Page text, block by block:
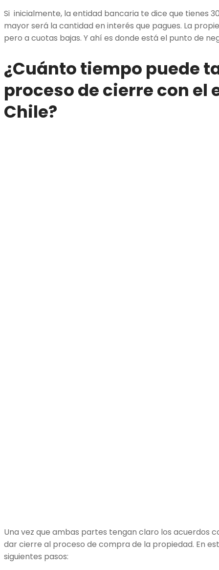
Si inicialmente, la entidad bancaria te dice que tienes
mayor será la cantidad en interés que pagues. La
pero a cuotas bajas. Y ahí es donde está el punto de
¿Cuánto tiempo puede
proceso de cierre con el
Chile?
Una vez que ambas partes tengan claro los acuerdos
dar cierre al proceso de compra de la propiedad. En
siguientes pasos: